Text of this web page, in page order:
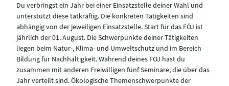
Du verbringst ein Jahr bei einer Einsatzstelle deiner Wahl und
unterstützt diese tatkräftig. Die konkreten Tätigkeiten sind
abhängig von der jeweiligen Einsatzstelle. Start für das FÖJ ist
jährlich der 01. August. Die Schwerpunkte deiner Tätigkeiten
liegen beim Natur-, Klima- und Umweltschutz und im Bereich
Bildung für Nachhaltigkeit. Während deines FÖJ hast du
zusammen mit anderen Freiwilligen fünf Seminare, die über das
Jahr verteilt sind. Ökologische Themenschwerpunkte der